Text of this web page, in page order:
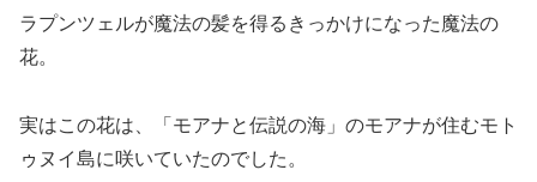
ラプンツェルが魔法の髪を得るきっかけになった魔法の
花。
実はこの花は、「モアナと伝説の海」のモアナが住むモト
ゥヌイ島に咲いていたのでした。